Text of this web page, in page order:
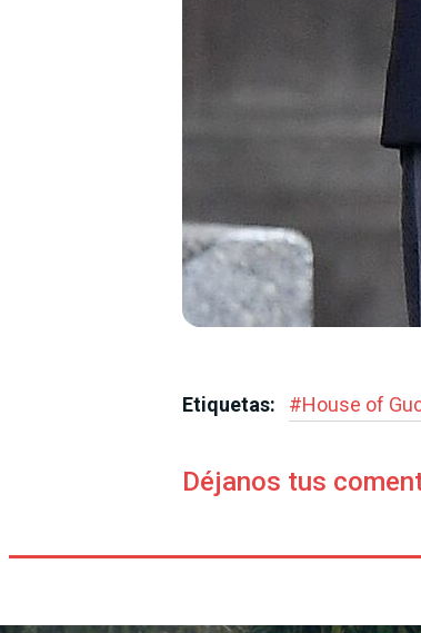
Etiquetas: #House of
Déjanos tus